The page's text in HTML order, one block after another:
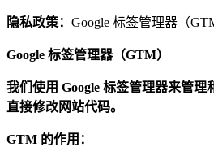
隐私政策： Google 标签管理器（
Google 标签管理器（GTM）
我们使用 Google 标签管理器来管理
直接修改网站代码。
GTM 的作用：